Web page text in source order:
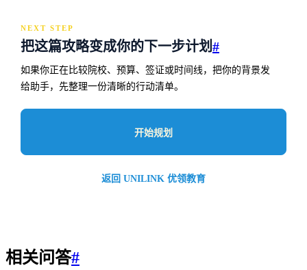
NEXT STEP
把这篇攻略变成你的下一步计划#
如果你正在比较院校、预算、签证或时间线，把你的背景发
给助手，先整理一份清晰的行动清单。
开始规划
返回 UNILINK 优领教育
相关问答#